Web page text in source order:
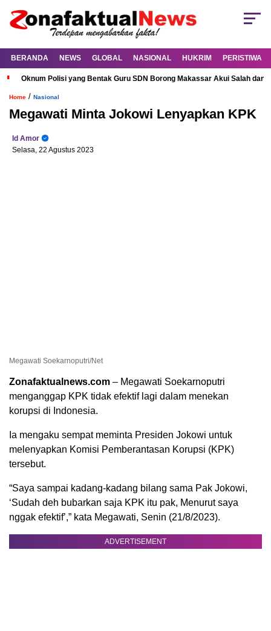
BERANDA NEWS GLOBAL NASIONAL HUKRIM PERISTIWA
Oknum Polisi yang Bentak Guru SDN Borong Makassar Akui Salah dan
Home / Nasional
Megawati Minta Jokowi Lenyapkan KPK
Id Amor
Selasa, 22 Agustus 2023
Megawati Soekarnoputri/Net
Zonafaktualnews.com – Megawati Soekarnoputri
menganggap KPK tidak efektif lagi dalam menekan
korupsi di Indonesia.
Ia mengaku sempat meminta Presiden Jokowi untuk
melenyapkan Komisi Pemberantasan Korupsi (KPK)
tersebut.
“Saya sampai kadang-kadang bilang sama Pak Jokowi,
‘Sudah deh bubarkan saja KPK itu pak, Menurut saya
nggak efektif’,” kata Megawati, Senin (21/8/2023).
ADVERTISEMENT